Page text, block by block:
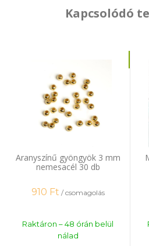
Kapcsolódó
Aranyszínű gyöngyök 3 mm
nemesacél 30 db
910 Ft / csomagolás
Raktáron – 48 órán belül
nálad